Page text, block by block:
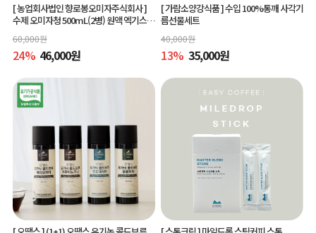
[ 농업회사법인 향로봉오미자주식회사 ]
수제 오미자청 500mL(2병) 원액 엑기스l
[주연네 오미자]
60,000원
24% 46,000원
[ 가람소양강식품 ]수입 100%통깨 사각기
름선물세트
40,000원
13% 35,000원